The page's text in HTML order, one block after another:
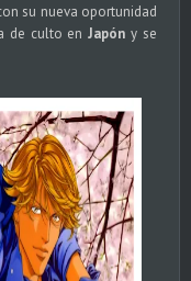
su nueva oportunidad
de culto enJapón y se